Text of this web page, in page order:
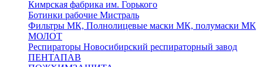
Кимрская фабрика им. Горького
Ботинки рабочие Мистраль
Фильтры МК, Полнолицевые маски МК, полумаски МК
МОЛОТ
Респираторы Новосибирский респираторный завод
ПЕНТАПАВ